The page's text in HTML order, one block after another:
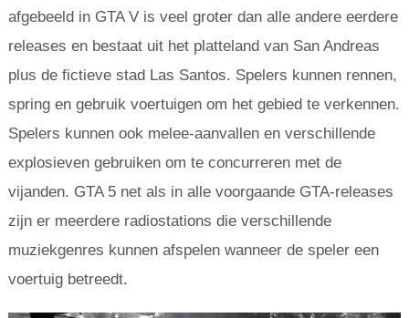
afgebeeld in GTA V is veel groter dan alle andere eerdere
releases en bestaat uit het platteland van San Andreas
plus de fictieve stad Las Santos. Spelers kunnen rennen,
spring en gebruik voertuigen om het gebied te verkennen.
Spelers kunnen ook melee-aanvallen en verschillende
explosieven gebruiken om te concurreren met de
vijanden. GTA 5 net als in alle voorgaande GTA-releases
zijn er meerdere radiostations die verschillende
muziekgenres kunnen afspelen wanneer de speler een
voertuig betreedt.